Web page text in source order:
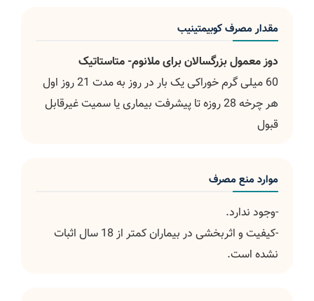
مقدار مصرف کوبیمتینیب
دوز معمول بزرگسالان برای ملانوم- متاستاتیک
60 میلی گرم خوراکی یک بار در روز به مدت 21 روز اول
هر چرخه 28 روزه تا پیشرفت بیماری یا سمیت غیرقابل
قبول
موارد منع مصرف
-وجود ندارد.
-کیفیت و اثربخشی در بیماران کمتر از 18 سال اثبات
نشده است.